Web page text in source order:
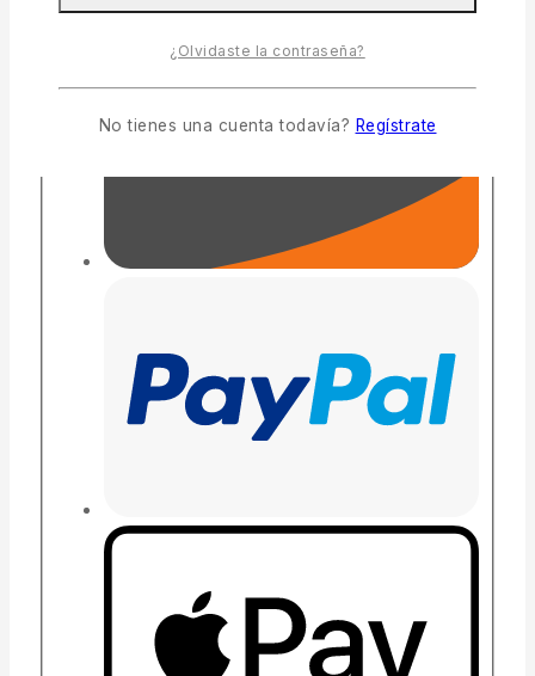
¿Olvidaste la contraseña?
No tienes una cuenta todavía? Regístrate